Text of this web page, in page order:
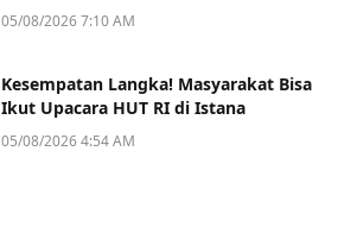
05/08/2026 7:10 AM
Kesempatan Langka! Masyarakat Bisa
Ikut Upacara HUT RI di Istana
05/08/2026 4:54 AM